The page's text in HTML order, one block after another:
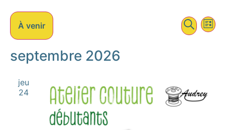
et
vues
Liste
À venir
une
date.
septembre 2026
jeu
24